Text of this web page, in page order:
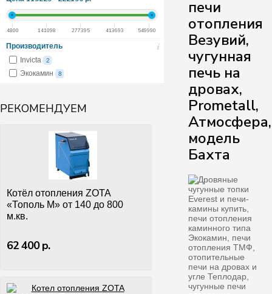
4800 141098 277395 413693 549990
Производитель i
Invicta 2
Экокамин 8
РЕКОМЕНДУЕМ
Котёл отопления ZOTA
«Тополь М» от 140 до 800
м.кв.
62 400 р.
печи
отопления
Везувий,
чугунная
печь на
дровах,
Prometall,
Атмосфера,
модель
Бахта